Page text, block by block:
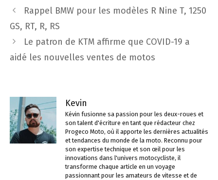
Navigation
des
Rappel BMW pour les modèles R Nine T, 1250
GS, RT, R, RS
Le patron de KTM affirme que COVID-19 a
aidé les nouvelles ventes de motos
Kevin
Kévin fusionne sa passion pour les deux-roues et
son talent d'écriture en tant que rédacteur chez
Progeco Moto, où il apporte les dernières actualités
et tendances du monde de la moto. Reconnu pour
son expertise technique et son œil pour les
innovations dans l'univers motocycliste, il
transforme chaque article en un voyage
passionnant pour les amateurs de vitesse et de